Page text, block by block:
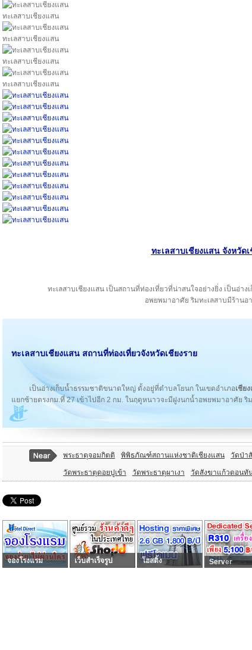
ทะเลสาบเชียงแสน
ทะเลสาบเชียงแสน
ทะเลสาบเชียงแสน
ทะเลสาบเชียงแสน
ทะเลสาบเชียงแสน จังหวัดเ
ทะเลสาบเชียงแสน เป็นสถานที่ท่องเที่ยวที่น่าสนใจอย่างยิ่ง เป็นอ่
อพยพมาอาศัย ริมทะเลสาบมีร้านอ
ทะเลสาบเชียงแสน สถานที่ท่องเที่ยวจังหวัดเชียงราย
เป็นอ่างเก็บน้ำธรรมชาติขนาดใหญ่ ตั้งอยู่ที่ตำบลโยนก ในเขตอำเภอเชีย
แยกซ้ายตรงกม.ที่ 27 เข้าไปอีก 2 กม. ในฤดูหนาวจะมีฝูงนกน้ำอพยพมาอาศัย ริ
พระธาตุจอมกิตติ พิพิธภัณฑ์สถานแห่งชาติเชียงแสน วัดป่า
วัดพระธาตุดอยปูเข้า วัดพระธาตุผาเงา วัดสังฆาแก้วดอนทั
จองโรงแรม เว็บสำเร็จรูป โฮสติ้ง Server